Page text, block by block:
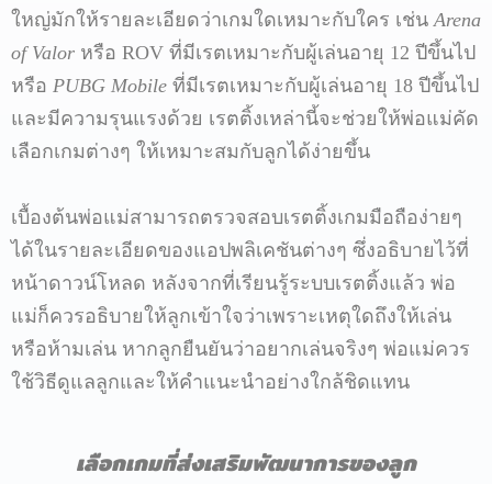
ใหญ่มักให้รายละเอียดว่าเกมใดเหมาะกับใคร เช่นArena
of Valor หรือ ROV ที่มีเรตเหมาะกับผู้เล่นอายุ 12 ปีขึ้นไป
หรือ PUBG Mobile ที่มีเรตเหมาะกับผู้เล่นอายุ 18 ปีขึ้นไป
และมีความรุนแรงด้วย เรตติ้งเหล่านี้จะช่วยให้พ่อแม่คัด
เลือกเกมต่างๆ ให้เหมาะสมกับลูกได้ง่ายขึ้น
เบื้องต้นพ่อแม่สามารถตรวจสอบเรตติ้งเกมมือถือง่ายๆ
ได้ในรายละเอียดของแอปพลิเคชันต่างๆ ซึ่งอธิบายไว้ที่
หน้าดาวน์โหลด หลังจากที่เรียนรู้ระบบเรตติ้งแล้ว พ่อ
แม่ก็ควรอธิบายให้ลูกเข้าใจว่าเพราะเหตุใดถึงให้เล่น
หรือห้ามเล่น หากลูกยืนยันว่าอยากเล่นจริงๆ พ่อแม่ควร
ใช้วิธีดูแลลูกและให้คำแนะนำอย่างใกล้ชิดแทน
เลือกเกมที่ส่งเสริมพัฒนาการของลูก